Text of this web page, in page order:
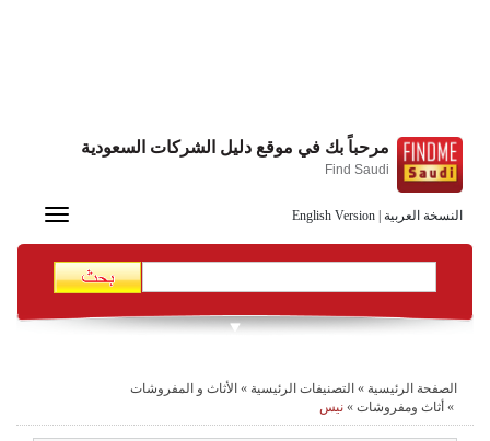
النسخة العربية English Version
مرحباً بك في موقع دليل الشركات السعودية
Find Saudi
Toggle
الصفحة الرئيسية » التصنيفات الرئيسية » الأثاث و المفروشات
» أثاث ومفروشات » نيس